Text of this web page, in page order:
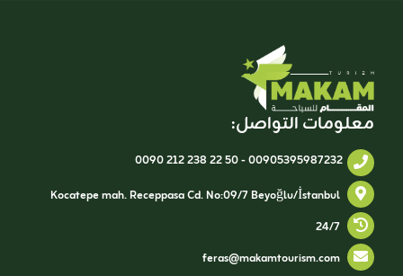
معلومات التواصل:
0090 212 238 22 50-00905395987232
feras@makamtourism.com